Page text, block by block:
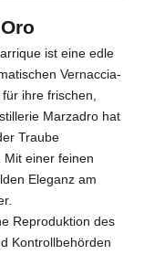
ist eine edle
Vernaccia-
ihre frischen,
Marzadro hat
Traube
einer feinen
Eleganz am
Reproduktion des
Kontrollbehörden